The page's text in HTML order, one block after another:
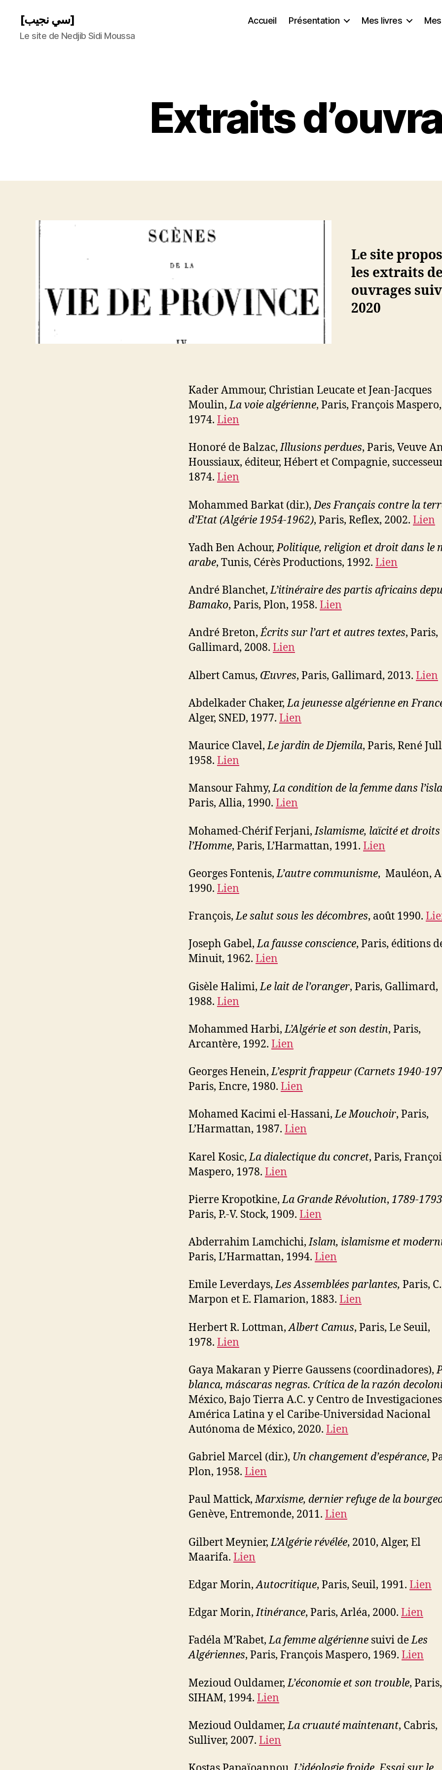
[سي نجيب]
Le site de Nedjib Sidi Moussa
Accueil Présentation Mes livres
Extraits
Le site
les extraits
ouvrages
2020
Kader Ammour, Christian Leucate et Jean-Jacques
Moulin,La voie algérienne, Paris, François Maspero,
1974. Lien
Honoré de Balzac,Illusions perdues, Paris, Veuve
Houssiaux, éditeur, Hébert et Compagnie,
1874. Lien
Mohammed Barkat (dir.),Des Français contre la
d’Etat (Algérie 1954-1962), Paris, Reflex, 2002. Lien
Yadh Ben Achour,Politique, religion et droit dans le
arabe, Tunis, Cérès Productions, 1992. Lien
André Blanchet,L’itinéraire des partis africains
Bamako, Paris, Plon, 1958. Lien
André Breton,Écrits sur l’art et autres textes, Paris,
Gallimard, 2008. Lien
Albert Camus, Œuvres, Paris, Gallimard, 2013. Lien
Abdelkader Chaker,La jeunesse algérienne en
Alger, SNED, 1977. Lien
Maurice Clavel,Le jardin de Djemila, Paris, René
1958. Lien
Mansour Fahmy,La condition de la femme dans
Paris, Allia, 1990. Lien
Mohamed-Chérif Ferjani,Islamisme, laïcité et droits
l’Homme, Paris, L’Harmattan, 1991. Lien
Georges Fontenis,L’autre communisme, Mauléon,
1990. Lien
François,Le salut sous les décombres, août 1990.
Joseph Gabel,La fausse conscience, Paris, éditions
Minuit, 1962. Lien
Gisèle Halimi,Le lait de l’oranger, Paris, Gallimard,
1988. Lien
Mohammed Harbi,L’Algérie et son destin, Paris,
Arcantère, 1992. Lien
Georges Henein,L’esprit frappeur (Carnets 1940-
Paris, Encre, 1980. Lien
Mohamed Kacimi el-Hassani,Le Mouchoir, Paris,
L’Harmattan, 1987. Lien
Karel Kosic,La dialectique du concret, Paris,
Maspero, 1978. Lien
Pierre Kropotkine,La Grande Révolution, 1789-1793
Paris, P.-V. Stock, 1909. Lien
Abderrahim Lamchichi,Islam, islamisme et
Paris, L’Harmattan, 1994. Lien
Emile Leverdays,Les Assemblées parlantes, Paris, C.
Marpon et E. Flamarion, 1883. Lien
Herbert R. Lottman,Albert Camus, Paris, Le Seuil,
1978. Lien
Gaya Makaran y Pierre Gaussens (coordinadores),
blanca, máscaras negras. Crítica de la razón
México, Bajo Tierra A.C. y Centro de
América Latina y el Caribe-Universidad Nacional
Autónoma de México, 2020. Lien
Gabriel Marcel (dir.), Un changement d’espérance,
Plon, 1958. Lien
Paul Mattick,Marxisme, dernier refuge de la
Genève, Entremonde, 2011. Lien
Gilbert Meynier,L’Algérie révélée, 2010, Alger, El
Maarifa. Lien
Edgar Morin,Autocritique, Paris, Seuil, 1991. Lien
Edgar Morin,Itinérance, Paris, Arléa, 2000. Lien
Fadéla M’Rabet,La femme algérienne suivi deLes
Algériennes, Paris, François Maspero, 1969. Lien
Mezioud Ouldamer,L’économie et son trouble, Paris,
SIHAM, 1994. Lien
Mezioud Ouldamer,La cruauté maintenant, Cabris,
Sulliver, 2007. Lien